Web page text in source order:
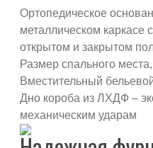
Ортопедическое
металлическом каркасе
открытом и закрытом
Размер спального
Вместительный
Дно короба из ЛХДФ –
механическим ударам